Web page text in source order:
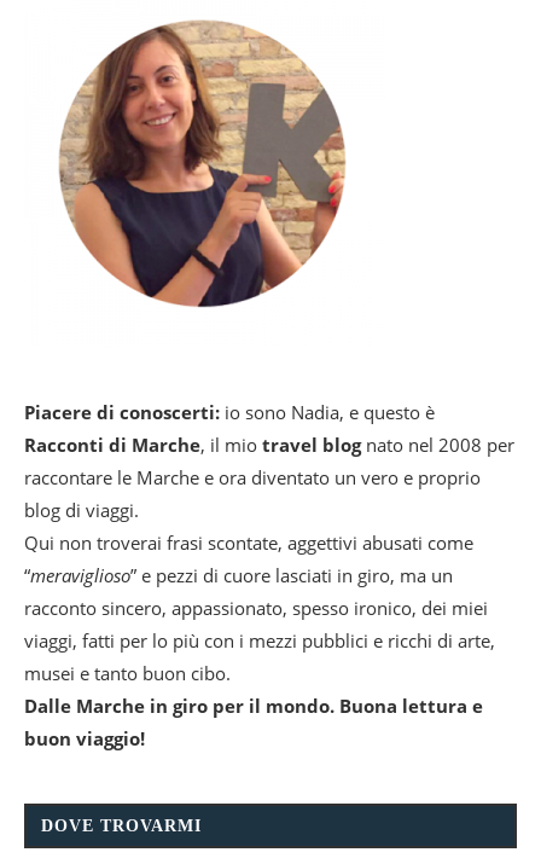
Piacere di conoscerti: io sono Nadia, e questo è
Racconti di Marche, il mio travel blognato nel 2008 per
raccontare le Marche e ora diventato un vero e proprio
blog di viaggi.
Qui non troverai frasi scontate, aggettivi abusati come
“meraviglioso” e pezzi di cuore lasciati in giro, ma un
racconto sincero, appassionato, spesso ironico, dei miei
viaggi, fatti per lo più con i mezzi pubblici e ricchi di arte,
musei e tanto buon cibo.
Dalle Marche in giro per il mondo. Buona lettura e
buon viaggio!
DOVE TROVARMI